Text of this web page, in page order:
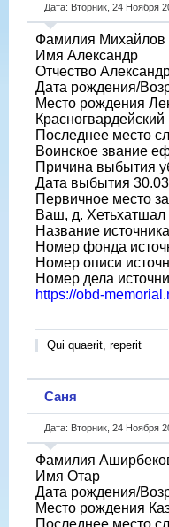
Дата: Вторник, 24 Ноября
Фамилия Михайлов
Имя Александр
Отчество
Дата рождения/
Место рождения
Красногвардейский
Последнее место
Воинское звание
Причина выбытия
Дата выбытия
Первичное место
Ваш, д. Хетьхатшал
Название
Номер фонда
Номер описи
Номер дела
https://obd-
Qui quaerit, reperit
Саня
Дата: Вторник, 24 Ноября
Фамилия
Имя Отар
Дата рождения/
Место рождения
Последнее место